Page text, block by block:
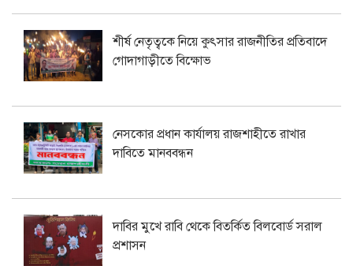
শীর্ষ নেতৃত্বকে নিয়ে কুৎসার রাজনীতির প্রতিবাদে
গোদাগাড়ীতে বিক্ষোভ
নেসকোর প্রধান কার্যালয় রাজশাহীতে রাখার
দাবিতে মানববন্ধন
দাবির মুখে রাবি থেকে বিতর্কিত বিলবোর্ড সরাল
প্রশাসন